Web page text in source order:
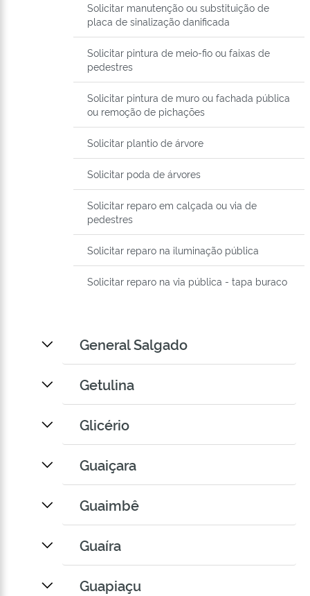
Solicitar manutenção ou substituição de
placa de sinalização danificada
Solicitar pintura de meio-fio ou faixas de
pedestres
Solicitar pintura de muro ou fachada pública
ou remoção de pichações
Solicitar plantio de árvore
Solicitar poda de árvores
Solicitar reparo em calçada ou via de
pedestres
Solicitar reparo na iluminação pública
Solicitar reparo na via pública - tapa buraco
General Salgado
Getulina
Glicério
Guaiçara
Guaimbê
Guaíra
Guapiaçu